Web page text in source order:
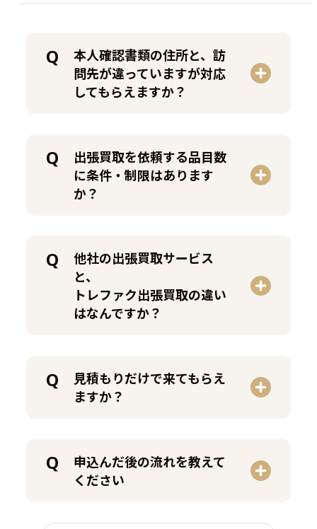
本人確認書類の住所と、訪
問先が違っていますが対応
してもらえますか？
出張買取を依頼する品目数
に条件・制限はあります
か？
他社の出張買取サービス
と、
トレファク出張買取の違い
はなんですか？
見積もりだけで来てもらえ
ますか？
申込んだ後の流れを教えて
ください